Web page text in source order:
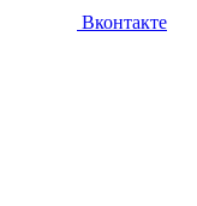
Вконтакте